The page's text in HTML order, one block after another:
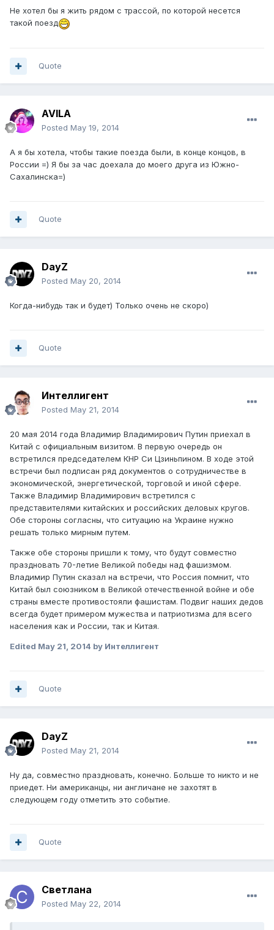
Не хотел бы я жить рядом с трассой, по которой несется
такой поезд
Quote
AVILA
Posted May 19, 2014
А я бы хотела, чтобы такие поезда были, в конце концов, в
России =) Я бы за час доехала до моего друга из Южно-
Сахалинска=)
Quote
DayZ
Posted May 20, 2014
Когда-нибудь так и будет) Только очень не скоро)
Quote
Интеллигент
Posted May 21, 2014
20 мая 2014 года Владимир Владимирович Путин приехал в
Китай с официальным визитом. В первую очередь он
встретился председателем КНР Си Цзиньпином. В ходе этой
встречи был подписан ряд документов о сотрудничестве в
экономической, энергетической, торговой и иной сфере.
Также Владимир Владимирович встретился с
представителями китайских и российских деловых кругов.
Обе стороны согласны, что ситуацию на Украине нужно
решать только мирным путем.
Также обе стороны пришли к тому, что будут совместно
праздновать 70-летие Великой победы над фашизмом.
Владимир Путин сказал на встречи, что Россия помнит, что
Китай был союзником в Великой отечественной войне и обе
страны вместе противостояли фашистам. Подвиг наших дедов
всегда будет примером мужества и патриотизма для всего
населения как и России, так и Китая.
Edited May 21, 2014 by Интеллигент
Quote
DayZ
Posted May 21, 2014
Ну да, совместно праздновать, конечно. Больше то никто и не
приедет. Ни американцы, ни англичане не захотят в
следующем году отметить это событие.
Quote
Светлана
Posted May 22, 2014